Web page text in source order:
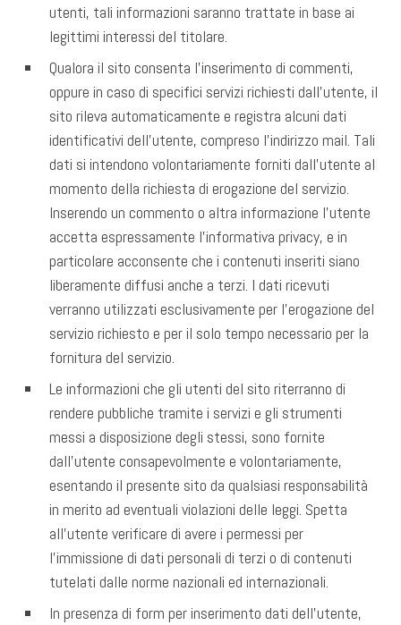
utenti, tali informazioni saranno trattate in base ai
legittimi interessi del titolare.
Qualora il sito consenta l’inserimento di commenti,
oppure in caso di specifici servizi richiesti dall’utente, il
sito rileva automaticamente e registra alcuni dati
identificativi dell’utente, compreso l’indirizzo mail. Tali
dati si intendono volontariamente forniti dall’utente al
momento della richiesta di erogazione del servizio.
Inserendo un commento o altra informazione l’utente
accetta espressamente l’informativa privacy, e in
particolare acconsente che i contenuti inseriti siano
liberamente diffusi anche a terzi. I dati ricevuti
verranno utilizzati esclusivamente per l’erogazione del
servizio richiesto e per il solo tempo necessario per la
fornitura del servizio.
Le informazioni che gli utenti del sito riterranno di
rendere pubbliche tramite i servizi e gli strumenti
messi a disposizione degli stessi, sono fornite
dall’utente consapevolmente e volontariamente,
esentando il presente sito da qualsiasi responsabilità
in merito ad eventuali violazioni delle leggi. Spetta
all’utente verificare di avere i permessi per
l’immissione di dati personali di terzi o di contenuti
tutelati dalle norme nazionali ed internazionali.
In presenza di form per inserimento dati dell’utente,